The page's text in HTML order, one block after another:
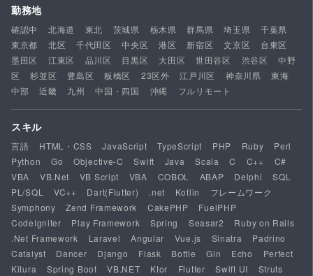
勤務地
確認中 北海道 東北 茨城県 栃木県 群馬県 埼玉県
千葉県
東京都
北区 千代田区 中央区 港区 新宿区 文京区
台東区
墨田区
江東区 品川区 目黒区 大田区 世田谷区 渋谷区
中野
区
杉並区 豊島区 板橋区 23区外 江戸川区 神奈川県
東海
中部
近畿 九州 中国・四国 沖縄 フルリモート
スキル
言語 HTML・CSS JavaScript TypeScript PHP Ruby
Perl
Python
Go Objective-C Swift Java Scala C C++
C#
VBA
VB.Net VB Script VBA COBOL ABAP Delphi
SQL
PL/SQL
VC++ Dart(Flutter) .net Kotlin
フレームワーク
Symphony
Zend Framework CakePHP
FuelPHP
CodeIgniter
Play Framework Spring Seasar2
Ruby on Rails
.Net Framework
Laravel Angular Vue.js Sinatra
Padrino
Catalyst
Dancer Django Flask Bottle Gin Echo
Perfect
Kitura
Spring Boot VB.NET Ktor Flutter Swift UI
Struts